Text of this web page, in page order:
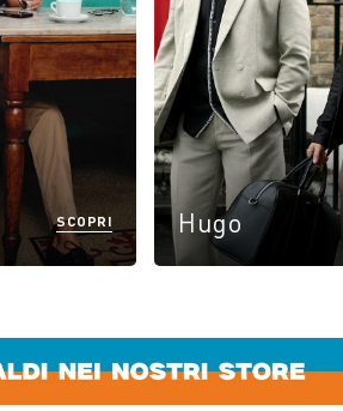
SCOPRI Hugo